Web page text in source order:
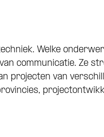
Welke
communicatie. Ze
projecten van